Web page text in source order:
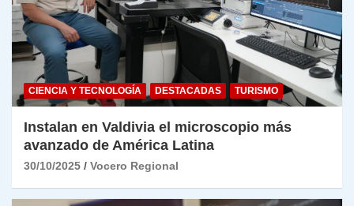
CIENCIA Y TECNOLOGÍA DESTACADAS TURISMO
Instalan en Valdivia el microscopio más
avanzado de América Latina
30/10/2025 Vocero Regional